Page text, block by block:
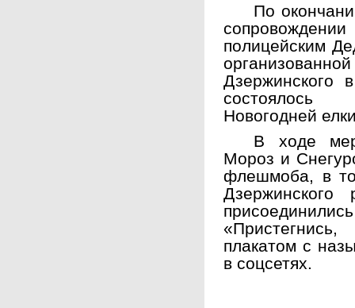
По
полицейским
Дзержинского
состоялось
Новогодней
В ходе
Мороз и
флешмоба, в
плакатом с
в соцсетях.